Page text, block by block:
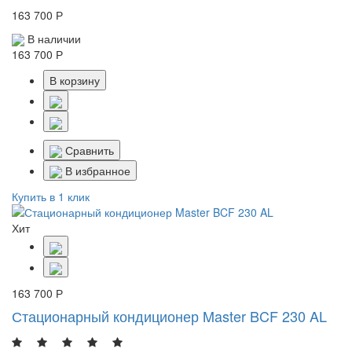
163 700 Р
В наличии
163 700 Р
В корзину
Сравнить
В избранное
Купить в 1 клик
Хит
163 700 Р
Стационарный кондиционер Master BCF 230 AL